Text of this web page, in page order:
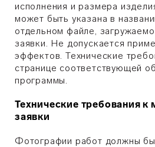
исполнения и размера
может быть указана в
отдельном файле,
заявки. Не допускается
эффектов. Технические
странице соответствующей
программы.
Технические требования к
заявки
Фотографии работ должны